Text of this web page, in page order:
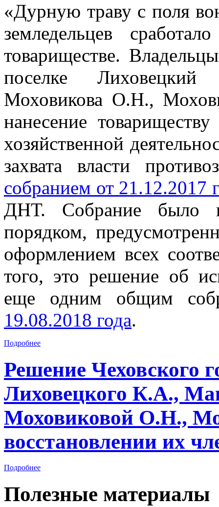
«Дурную траву с поля
земледельцев
товариществе.
поселке
Моховикова О.Н.,
нанесение
хозяйственной
захвата власти
собранием от 21.12.2017
ДНТ. Собрание было
порядком,
оформлением всех
того, это решение об
еще одним общим
19.08.2018 года.
Подробнее
Решение Чеховского
Лиховецкого К.А.,
Моховиковой О.Н.,
восстановлении их
Подробнее
Полезные материалы